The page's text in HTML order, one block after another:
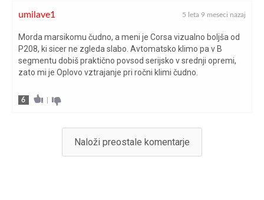
umilave1 5 leta 9 meseci nazaj
Morda marsikomu čudno, a meni je Corsa vizualno boljša od
P208, ki sicer ne zgleda slabo. Avtomatsko klimo pa v B
segmentu dobiš praktično povsod serijsko v srednji opremi,
zato mi je Oplovo vztrajanje pri ročni klimi čudno.
6
Naloži preostale komentarje